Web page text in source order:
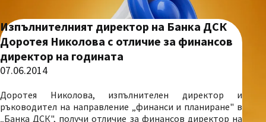
Изпълнителният директор на Банка ДСК
Доротея Николова с отличие за финансов
директор на годината
07.06.2014
Доротея Николова, изпълнителен директор и
ръководител на направление „финанси и планиране" в
„Банка ДСК", получи отличие за финансов директор на